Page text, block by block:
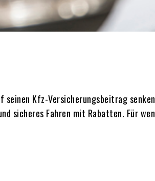
Kfz-Versicherungsbeitrag
sicheres Fahren mit Rabatten. Für